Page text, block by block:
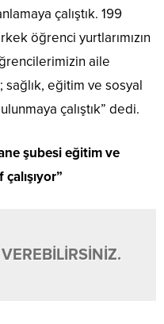
çalıştık. 199
öğrenci yurtlarımızın
aile
sağlık, eğitim ve sosyal
çalıştık” dedi.
şubesi eğitim ve